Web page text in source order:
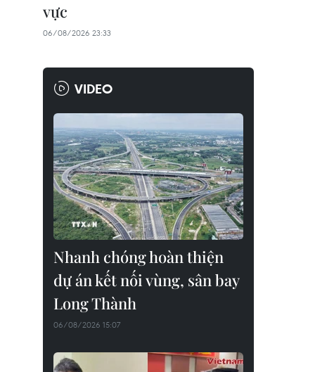
vực
06/08/2026 23:33
VIDEO
Nhanh chóng hoàn thiện
dự án kết nối vùng, sân bay
Long Thành
06/08/2026 15:07